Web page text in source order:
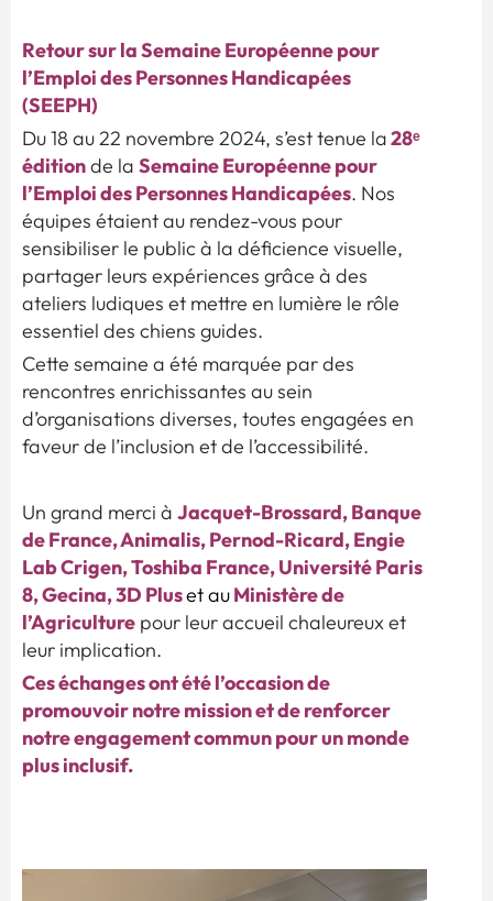
Retour sur la Semaine Européenne pour
l’Emploi des Personnes Handicapées
(SEEPH)
Du 18 au 22 novembre 2024, s’est tenue la28ᵉ
éditionde la Semaine Européenne pour
l’Emploi des Personnes Handicapées. Nos
équipes étaient au rendez-vous pour
sensibiliser le public à la déficience visuelle,
partager leurs expériences grâce à des
ateliers ludiques et mettre en lumière le rôle
essentiel des chiens guides.
Cette semaine a été marquée par des
rencontres enrichissantes au sein
d’organisations diverses, toutes engagées en
faveur de l’inclusion et de l’accessibilité.
Un grand merci à Jacquet-Brossard, Banque
de France, Animalis, Pernod-Ricard, Engie
Lab Crigen, Toshiba France, Université Paris
8, Gecina, 3D Pluset auMinistère de
l’Agriculture pour leur accueil chaleureux et
leur implication.
Ces échanges ont été l’occasion de
promouvoir notre mission et de renforcer
notre engagement commun pour un monde
plus inclusif.